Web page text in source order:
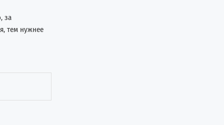
за
тем нужнее